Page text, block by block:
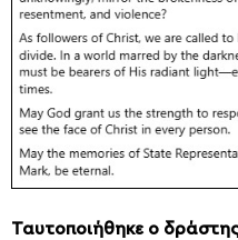
Ταυτοποιήθηκε ο